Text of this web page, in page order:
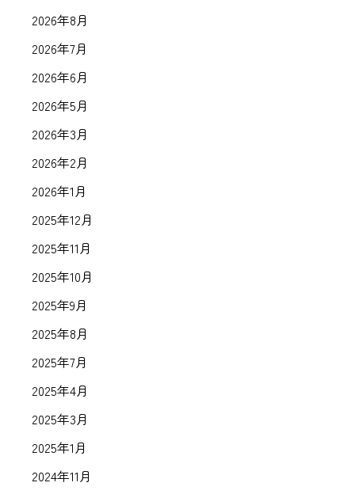
2026年8月
2026年7月
2026年6月
2026年5月
2026年3月
2026年2月
2026年1月
2025年12月
2025年11月
2025年10月
2025年9月
2025年8月
2025年7月
2025年4月
2025年3月
2025年1月
2024年11月